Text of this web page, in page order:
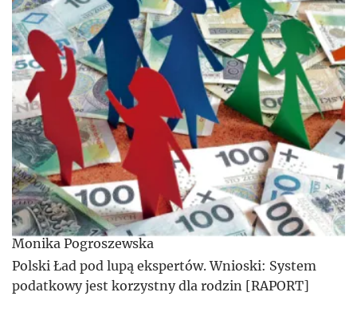
Monika Pogroszewska
Polski Ład pod lupą ekspertów. Wnioski: System
podatkowy jest korzystny dla rodzin [RAPORT]